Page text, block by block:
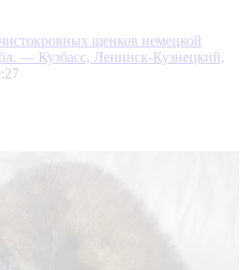
щенков немецкой
— Кузбасс, Ленинск-Кузнецкий,